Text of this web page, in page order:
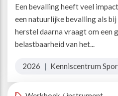
Een bevalling heeft veel
een natuurlijke bevalling als
herstel daarna vraagt om een
belastbaarheid van het...
2026 | Kenniscentrum